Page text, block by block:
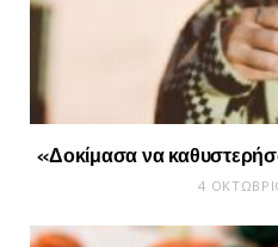
«Δοκίμασα να
4